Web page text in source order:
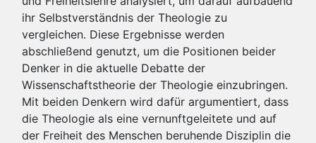
ihr Selbstverständnis der Theologie zu
vergleichen. Diese Ergebnisse werden
abschließend genutzt, um die Positionen beider
Denker in die aktuelle Debatte der
Wissenschaftstheorie der Theologie einzubringen.
Mit beiden Denkern wird dafür argumentiert, dass
die Theologie als eine vernunftgeleitete und auf
der Freiheit des Menschen beruhende Disziplin die